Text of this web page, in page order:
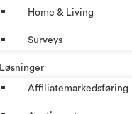
Home & Living
Surveys
Løsninger
Affiliatemarkedsføring